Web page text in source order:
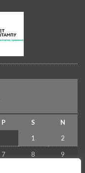
P S
N
1
2
7 8 9